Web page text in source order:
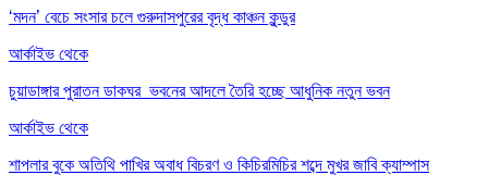
‘মদন’ বেচে সংসার চলে গুরুদাসপুরের বৃদ্ধ কাঞ্চন কুন্ডুর
আর্কাইভ থেকে
চুয়াডাঙ্গার পুরাতন ডাকঘর ভবনের আদলে তৈরি হচ্ছে আধুনিক নতুন ভবন
আর্কাইভ থেকে
শাপলার বুকে অতিথি পাখির অবাধ বিচরণ ও কিচিরমিচির শব্দে মুখর জাবি ক্যাম্পাস